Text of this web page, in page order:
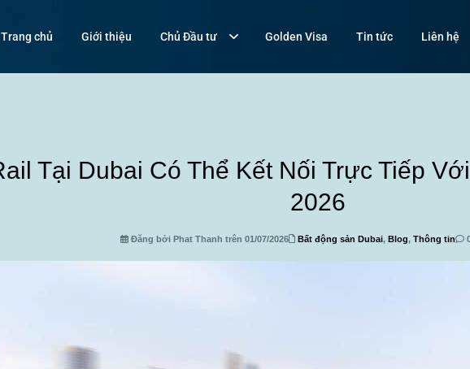
Trang chủ Giới thiệu Chủ Đầu tư Golden Visa Tin tức Liên hệ
Tại Dubai Có Thể Kết Nối Trực Tiếp
2026
Đăng bởi Phat Thanh trên 01/07/2026 Bất động sản Dubai, Blog, Thông tin